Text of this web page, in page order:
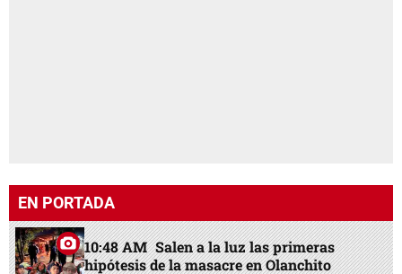
EN PORTADA
10:48 AM Salen a la luz las primeras
hipótesis de la masacre en Olanchito